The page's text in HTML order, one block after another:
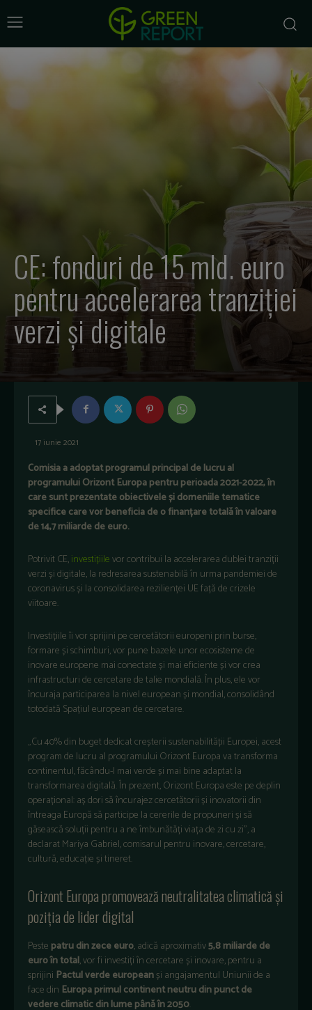
CE: fonduri de 15 mld. euro
pentru accelerarea tranziţiei
verzi şi digitale
17 iunie 2021
Comisia a adoptat programul principal de lucru al
programului Orizont Europa pentru perioada 2021-2022, în
care sunt prezentate obiectivele și domeniile tematice
specifice care vor beneficia de o finanțare totală în valoare
de 14,7 miliarde de euro.
Potrivit CE,investițiilevor contribui la accelerarea dublei tranziții
verzi și digitale, la redresarea sustenabilă în urma pandemiei de
coronavirus și la consolidarea rezilienței UE față de crizele
viitoare.
Investițiile îi vor sprijini pe cercetătorii europeni prin burse,
formare și schimburi, vor pune bazele unor ecosisteme de
inovare europene mai conectate și mai eficiente și vor crea
infrastructuri de cercetare de talie mondială. În plus, ele vor
încuraja participarea la nivel european și mondial, consolidând
totodată Spațiul european de cercetare.
„Cu 40% din buget dedicat creșterii sustenabilității Europei, acest
program de lucru al programului Orizont Europa va transforma
continentul, făcându-l mai verde și mai bine adaptat la
transformarea digitală. În prezent, Orizont Europa este pe deplin
operațional: aș dori să încurajez cercetătorii și inovatorii din
întreaga Europă să participe la cererile de propuneri și să
găsească soluții pentru a ne îmbunătăți viața de zi cu zi”, a
declarat Mariya Gabriel, comisarul pentru inovare, cercetare,
cultură, educație și tineret.
Orizont Europa promovează neutralitatea climatică și
poziția de lider digital
Peste patru din zece euro, adică aproximativ5,8 miliarde de
euro în total, vor fi investiți în cercetare și inovare, pentru a
sprijini Pactul verde europeanși angajamentul Uniunii de a
face din Europa primul continent neutru din punct de
vedere climatic din lume până în 2050.